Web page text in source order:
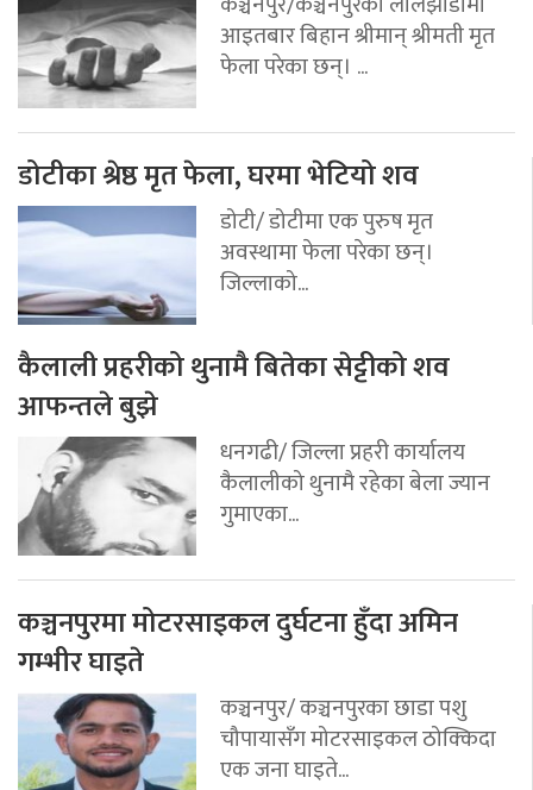
आइतबार बिहान श्रीमान् श्रीमती मृत
फेला परेका छन्। ...
डोटीका श्रेष्ठ मृत फेला, घरमा भेटियो शव
डोटी/ डोटीमा एक पुरुष मृत
अवस्थामा फेला परेका छन्।
जिल्लाको...
कैलाली प्रहरीको थुनामै बितेका सेट्टीको शव
आफन्तले बुझे
धनगढी/ जिल्ला प्रहरी कार्यालय
कैलालीको थुनामै रहेका बेला ज्यान
गुमाएका...
कञ्चनपुरमा मोटरसाइकल दुर्घटना हुँदा अमिन
गम्भीर घाइते
कञ्चनपुर/ कञ्चनपुरका छाडा पशु
चौपायासँग मोटरसाइकल ठोक्किदा
एक जना घाइते...